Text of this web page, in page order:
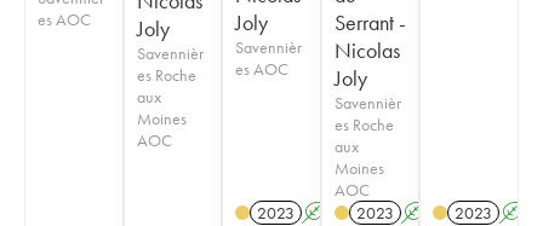
es AOC
Joly
Savennièr
es Roche
aux
Moines
AOC
Joly
Savennièr
es AOC
2023 A S
Serrant -
Nicolas
Joly
Savennièr
es Roche
aux
Moines
AOC
2023 A S 2023 A